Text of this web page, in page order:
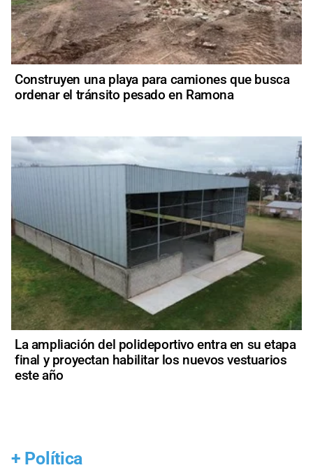
Construyen una playa para camiones que busca
ordenar el tránsito pesado en Ramona
La ampliación del polideportivo entra en su etapa
final y proyectan habilitar los nuevos vestuarios
este año
+ Política